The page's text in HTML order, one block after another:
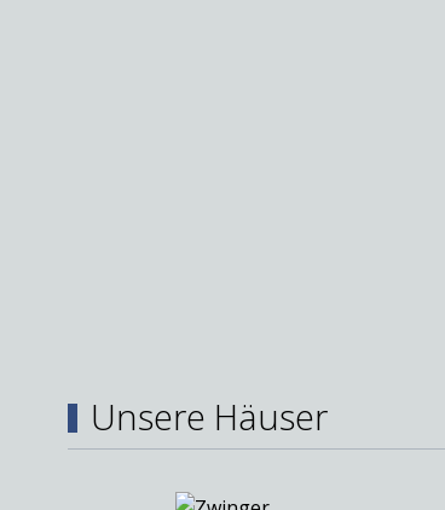
Unsere Häuser